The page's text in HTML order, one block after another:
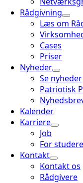
Rådgivning
Læs om
Cases
Priser
Nyheder
Se nyheder
Patriotisk
Kalender
Karriere
Job
For
Kontakt
Kontakt os
Rådgivere